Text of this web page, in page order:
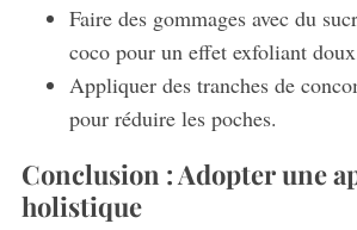
Faire des gommages avec du
coco pour un effet exfoliant
Appliquer des tranches de
pour réduire les poches.
Conclusion : Adopter une
holistique